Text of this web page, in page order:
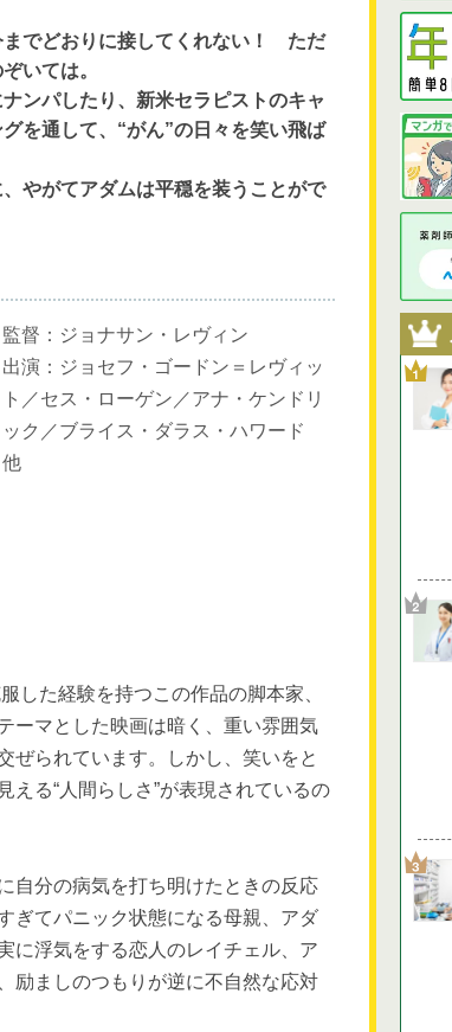
までどおりに接してくれない！ ただ
いては。
ンパしたり、新米セラピストのキャ
を通して、“がん”の日々を笑い飛ば
やがてアダムは平穏を装うことがで
監督：ジョナサン・レヴィン
出演：ジョセフ・ゴードン＝レヴィッ
ト／セス・ローゲン／アナ・ケンドリ
ック／ブライス・ダラス・ハワード
他
した経験を持つこの作品の脚本家、
ーマとした映画は暗く、重い雰囲気
ぜられています。しかし、笑いをと
える“人間らしさ”が表現されているの
自分の病気を打ち明けたときの反応
ぎてパニック状態になる母親、アダ
に浮気をする恋人のレイチェル、ア
励ましのつもりが逆に不自然な応対